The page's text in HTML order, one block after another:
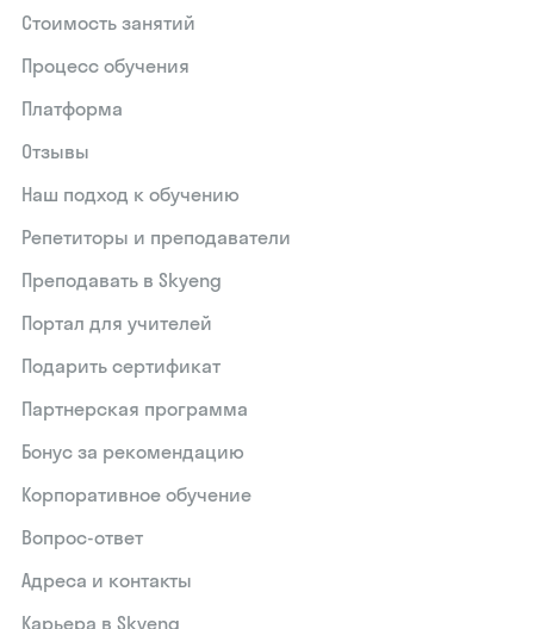
Стоимость занятий
Процесс обучения
Платформа
Отзывы
Наш подход к обучению
Репетиторы и преподаватели
Преподавать в Skyeng
Портал для учителей
Подарить сертификат
Партнерская программа
Бонус за рекомендацию
Корпоративное обучение
Вопрос-ответ
Адреса и контакты
Карьера в Skyeng